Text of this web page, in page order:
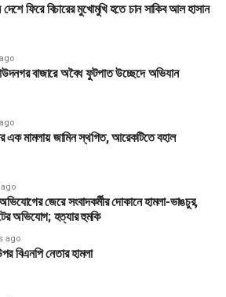
ফিরে বিচারের মুখোমুখি হতে চান সাকিব আল হাসান
বাজারে অবৈধ ফুটপাত উচ্ছেদে অভিযান
এক মামলায় জামিন স্থগিত, আরেকটিতে বহাল
জেরে সংবাদকর্মীর দোকানে হামলা-ভাঙচুর,
অভিযোগ; হত্যার হুমকি
ago
বিএনপি নেতার হামলা